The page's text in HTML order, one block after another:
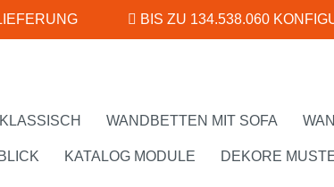
BIS ZU 134.538.060
WANDBETTEN MIT SOFA
KATALOG MODULE DEKORE